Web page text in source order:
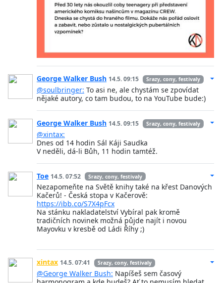
George Walker Bush 14.5. 09:15 Srazy, cony, festivaly
@soulbringer: To asi ne, ale chystám se zpovídat
nějaké autory, co tam budou, to na YouTube bude:)
George Walker Bush 14.5. 09:15 Srazy, cony, festivaly
@xintax:
Dnes od 14 hodin Sál Káji Saudka
V neděli, dá-li Bůh, 11 hodin tamtéž.
Toe 14.5. 07:52 Srazy, cony, festivaly
Nezapomeňte na Světě knihy také na křest Danových
Kačerů! - Česká stopa v Kačerově:
https://ibb.co/S7X4pFcx
Na stánku nakladatelství Vybíral pak kromě
tradičních novinek možná půjde najít i novou
Mayovku v kresbě od Ládi Říhy ;)
xintax 14.5. 07:41 Srazy, cony, festivaly
@George Walker Bush: Napíšeš sem časový